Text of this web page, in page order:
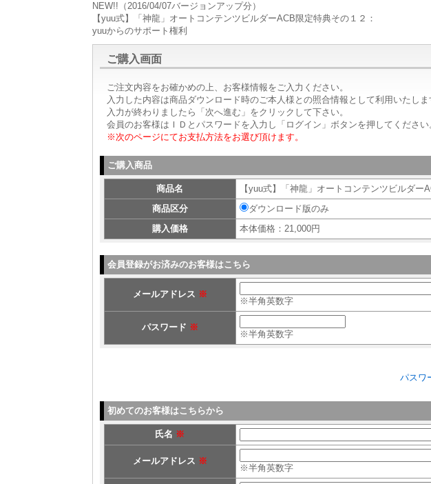
NEW!!（2016/04/07バージョンアップ分）
【yuu式】「神龍」オートコンテンツビルダーACB限定特典その１２：
yuuからのサポート権利
ご購入画面
ご注文内容をお確かめの上、お客様情報をご入力ください。
入力した内容は商品ダウンロード時のご本人様との照合情報として利用いたしま
入力が終わりましたら「次へ進む」をクリックして下さい。
会員のお客様はＩＤとパスワードを入力し「ログイン」ボタンを押してください
※次のページにてお支払方法をお選び頂けます。
ご購入商品
商品名
【yuu式】「神龍」オートコンテンツビルダー
商品区分
ダウンロード版のみ
購入価格
本体価格：21,000円
会員登録がお済みのお客様はこちら
メールアドレス ※
※半角英数字
パスワード ※
※半角英数字
パスワ
初めてのお客様はこちらから
氏名 ※
メールアドレス ※
※半角英数字